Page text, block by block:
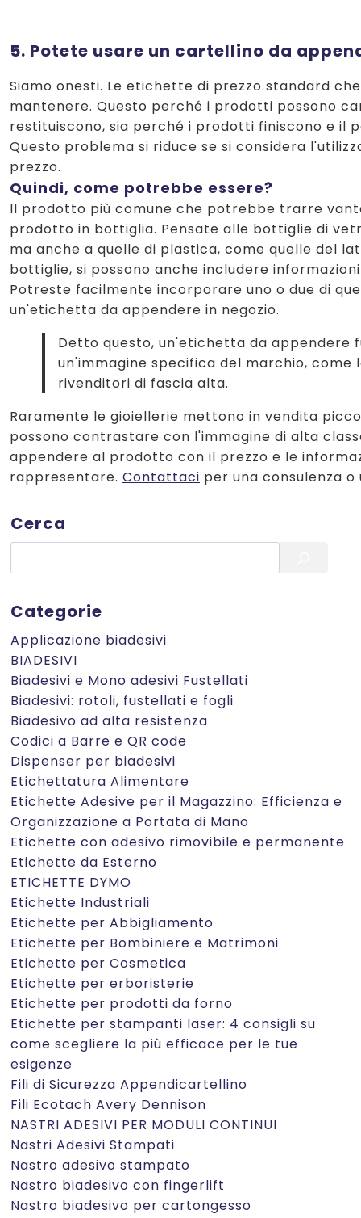
Cerca
Categorie
Applicazione biadesivi
BIADESIVI
Biadesivi e Mono adesivi Fustellati
Biadesivi: rotoli, fustellati e fogli
Biadesivo ad alta resistenza
Codici a Barre e QR code
Dispenser per biadesivi
Etichettatura Alimentare
Etichette Adesive per il Magazzino: Efficienza e
Organizzazione a Portata di Mano
Etichette con adesivo rimovibile e permanente
Etichette da Esterno
ETICHETTE DYMO
Etichette Industriali
Etichette per Abbigliamento
Etichette per Bombiniere e Matrimoni
Etichette per Cosmetica
Etichette per erboristerie
Etichette per prodotti da forno
Etichette per stampanti laser: 4 consigli su
come scegliere la più efficace per le tue
esigenze
Fili di Sicurezza Appendicartellino
Fili Ecotach Avery Dennison
NASTRI ADESIVI PER MODULI CONTINUI
Nastri Adesivi Stampati
Nastro adesivo stampato
Nastro biadesivo con fingerlift
Nastro biadesivo per cartongesso
5. Potete usare un cartellino da
Siamo onesti. Le etichette di prezzo standard
mantenere. Questo perché i prodotti possono
restituiscono, sia perché i prodotti finiscono e il
Questo problema si riduce se si considera
prezzo.
Quindi, come potrebbe essere?
Il prodotto più comune che potrebbe trarre
prodotto in bottiglia. Pensate alle bottiglie di
ma anche a quelle di plastica, come quelle del
bottiglie, si possono anche includere
Potreste facilmente incorporare uno o due di
un'etichetta da appendere in negozio.
Detto questo, un'etichetta da appendere
un'immagine specifica del marchio,
rivenditori di fascia alta.
Raramente le gioiellerie mettono in vendita
possono contrastare con l'immagine di alta
appendere al prodotto con il prezzo e le
rappresentare. Contattaci per una consulenza